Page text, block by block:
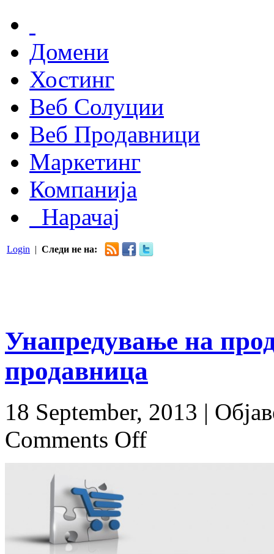
Домени
Хостинг
Веб Солуции
Веб Продавници
Маркетинг
Компанија
Нарачај
Login | Следи не на:
Унапредување на
продавница
18 September, 2013 |
Comments Off